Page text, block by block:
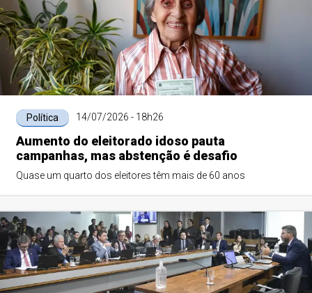
Política 14/07/2026 - 18h26
Aumento do eleitorado idoso pauta
campanhas, mas abstenção é desafio
Quase um quarto dos eleitores têm mais de 60 anos